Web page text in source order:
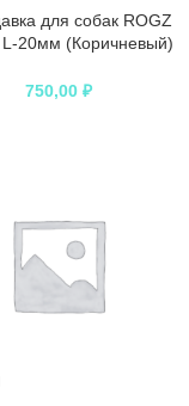
для собак ROGZ
L-20мм (Коричневый)
750,00 ₽